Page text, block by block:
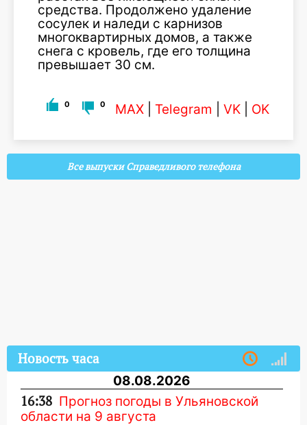
средства. Продолжено удаление
сосулек и наледи с карнизов
многоквартирных домов, а также
снега с кровель, где его толщина
превышает 30 см.
0 0 MAX Telegram VK OK
Все выпуски Справедливого телефона
Новость часа
08.08.2026
16:38 Прогноз погоды в Ульяновской
области на 9 августа